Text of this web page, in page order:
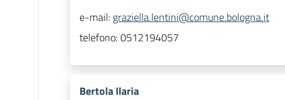
e-mail: graziella.lentini@comune.bologna.it
telefono:0512194057
Bertola Ilaria